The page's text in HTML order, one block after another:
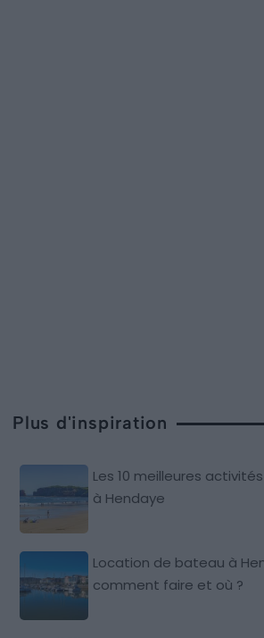
Plus d'inspiration
Les 10 meilleures
à Hendaye
Location de bateau à
comment faire et où ?